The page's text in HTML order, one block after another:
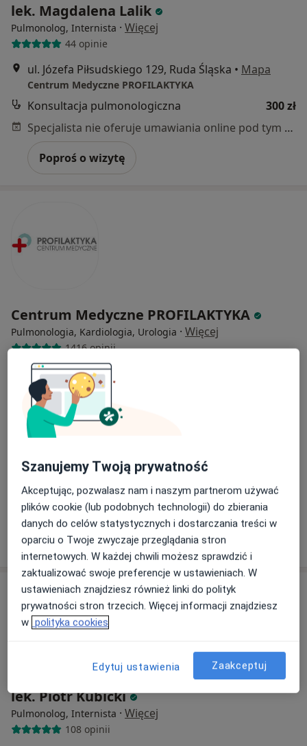
lek. Magdalena Lalik
Pulmonolog, Internista · Więcej
44 opinie
ul. Józefa Piłsudskiego 129, Ruda Śląska • Mapa
Centrum Medyczne PROFILAKTYKA
Konsultacja pulmonologiczna
300 zł
Specjalista nie oferuje umawiania online pod tym adresem.
Poproś o wizytę
Centrum Medyczne PROFILAKTYKA
Pulmonologia, Kardiologia, Urologia · Więcej
1416 opinii
ul. Józefa Piłsudskiego 129, Ruda Śląska
Pokaż więcej usług
lek. Magdalena Lalik
Pokaż profil
lek. Piotr Kubicki
Pulmonolog, Internista · Więcej
108 opinii
Szanujemy Twoją prywatność
Akceptując, pozwalasz nam i naszym partnerom używać
plików cookie (lub podobnych technologii) do zbierania
danych do celów statystycznych i dostarczania treści w
oparciu o Twoje zwyczaje przeglądania stron
internetowych. W każdej chwili możesz sprawdzić i
zaktualizować swoje preferencje w ustawieniach. W
ustawieniach znajdziesz również linki do polityk
prywatności stron trzecich. Więcej informacji znajdziesz
w polityka cookies
Edytuj ustawienia Zaakceptuj